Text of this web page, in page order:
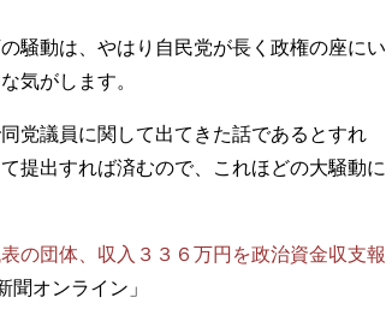
騒動は、やはり自民党が長く政権の座にい
気がします。
党議員に関して出てきた話であるとすれ
提出すれば済むので、これほどの大騒動に
の団体、収入３３６万円を政治資金収支報
聞オンライン」